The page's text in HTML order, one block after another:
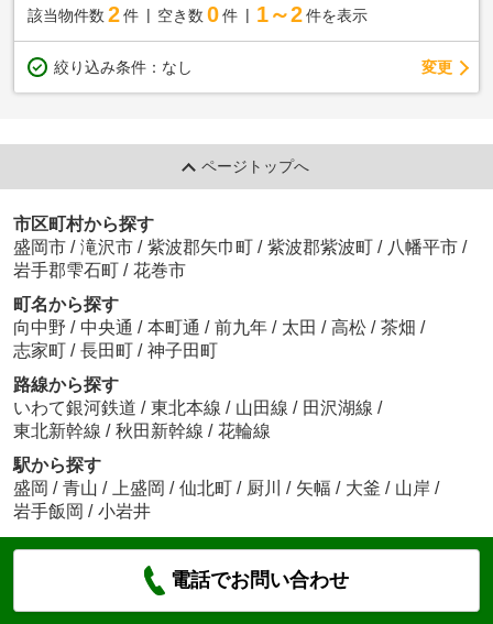
該当物件数 2件 空き数 0 件 1～2 件を表示
絞り込み条件： なし 変更
ページトップへ
市区町村から探す
盛岡市 / 滝沢市 / 紫波郡矢巾町 / 紫波郡紫波町 / 八幡平市 /
岩手郡雫石町 / 花巻市
町名から探す
向中野 / 中央通 / 本町通 / 前九年 / 太田 / 高松 / 茶畑 /
志家町 / 長田町 / 神子田町
路線から探す
いわて銀河鉄道 / 東北本線 / 山田線 / 田沢湖線 /
東北新幹線 / 秋田新幹線 / 花輪線
駅から探す
盛岡 / 青山 / 上盛岡 / 仙北町 / 厨川 / 矢幅 / 大釜 / 山岸 /
岩手飯岡 / 小岩井
電話でお問い合わせ